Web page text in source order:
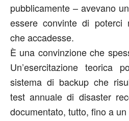
pubblicamente – avevano
essere convinte di poterci
che accadesse.
È una convinzioneche
Un’esercitazione teorica
sistema di backup che
test annuale di disaster
documentato, tutto, finoa